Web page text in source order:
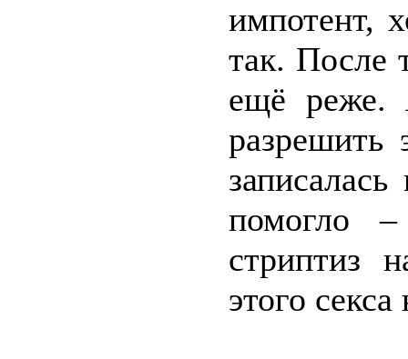
импотент,
так. После
ещё реже.
разрешить
помогло
стриптиз
этого